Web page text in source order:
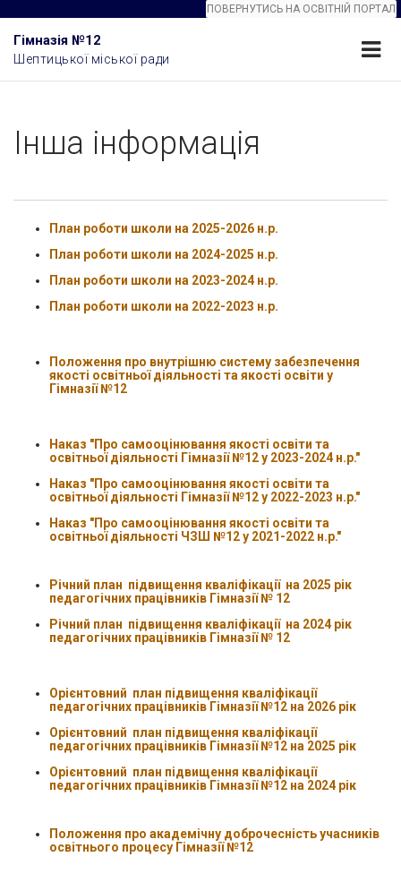
ПОВЕРНУТИСЬ НА ОСВІТНІЙ ПОРТАЛ
Гімназія №12
Шептицької міської ради
Інша інформація
План роботи школи на 2025-2026 н.р.
План роботи школи на 2024-2025 н.р.
План роботи школи на 2023-2024 н.р.
План роботи школи на 2022-2023 н.р.
Положення про внутрішню систему забезпечення
якості освітньої діяльності та якості освіти у
Гімназії №12
Наказ "Про самооцінювання якості освіти та
освітньої діяльності Гімназії №12 у 2023-2024 н.р."
Наказ "Про самооцінювання якості освіти та
освітньої діяльності Гімназії №12 у 2022-2023 н.р."
Наказ "Про самооцінювання якості освіти та
освітньої діяльності ЧЗШ №12 у 2021-2022 н.р."
Річний план підвищення кваліфікації на 2025 рік
педагогічних працівників Гімназії № 12
Річний план підвищення кваліфікації на 2024 рік
педагогічних працівників Гімназії № 12
Орієнтовний план підвищення кваліфікації
педагогічних працівників Гімназії №12 на 2026 рік
Орієнтовний план підвищення кваліфікації
педагогічних працівників Гімназії №12 на 2025 рік
Орієнтовний план підвищення кваліфікації
педагогічних працівників Гімназії №12 на 2024 рік
Положення про академічну доброчесність учасників
освітнього процесу Гімназії №12